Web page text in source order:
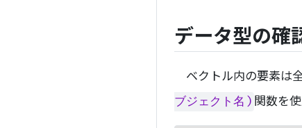
データ型の確
ベクトル内の要素は
ブジェクト名) 関数を